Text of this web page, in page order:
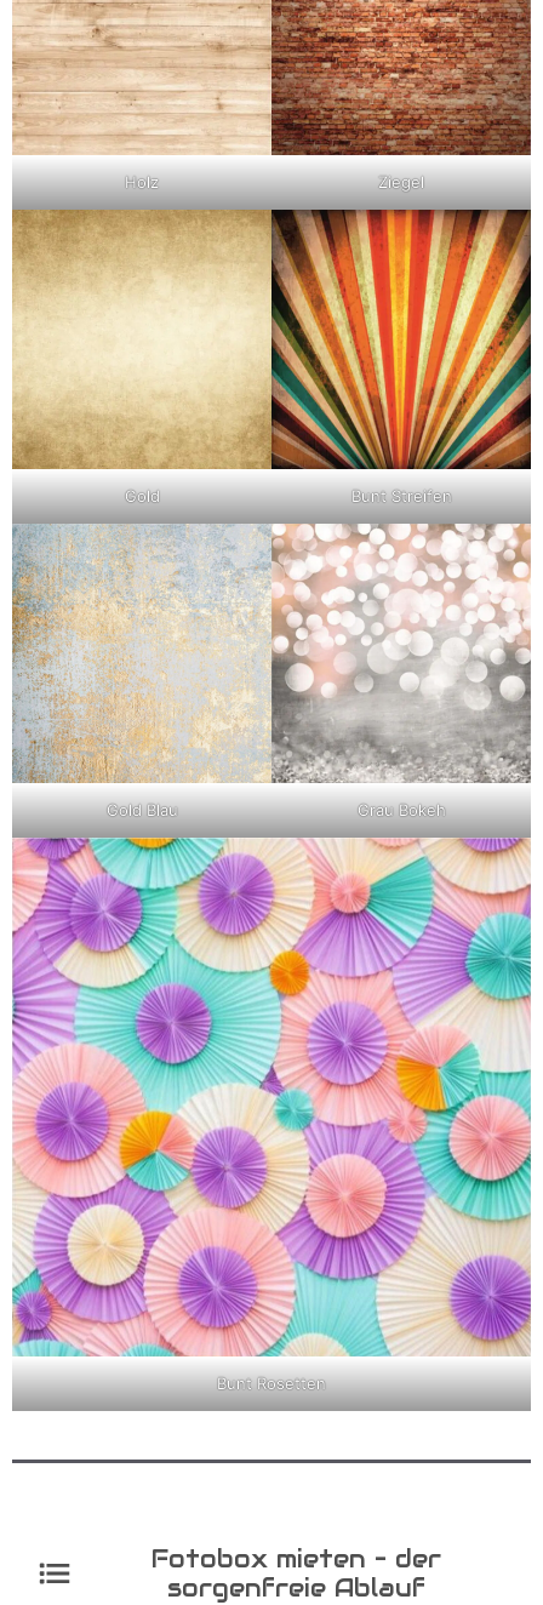
Holz Ziegel
Gold Bunt Streifen
Gold Blau Grau Bokeh
Bunt Rosetten
Fotobox mieten – der
sorgenfreie Ablauf